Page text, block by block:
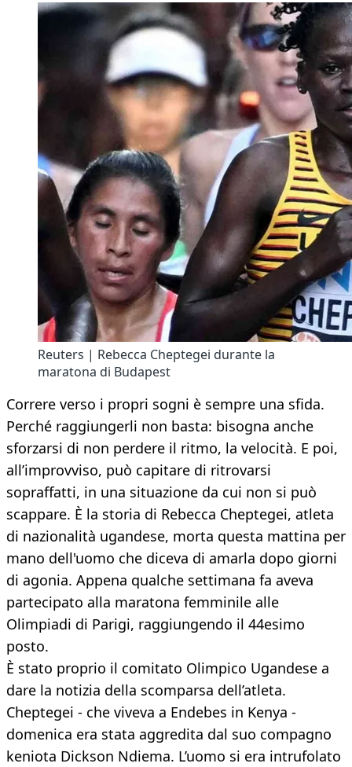
Reuters | Rebecca Cheptegei durante la
maratona di Budapest
Correre verso i propri sogni è sempre una sfida.
Perché raggiungerli non basta: bisogna anche
sforzarsi di non perdere il ritmo, la velocità. E poi,
all’improvviso, può capitare di ritrovarsi
sopraffatti, in una situazione da cui non si può
scappare. È la storia di Rebecca Cheptegei, atleta
di nazionalità ugandese, morta questa mattina per
mano dell'uomo che diceva di amarla dopo giorni
di agonia. Appena qualche settimana fa aveva
partecipato alla maratona femminile alle
Olimpiadi di Parigi, raggiungendo il 44esimo
posto.
È stato proprio il comitato Olimpico Ugandese a
dare la notizia della scomparsa dell’atleta.
Cheptegei - che viveva a Endebes in Kenya -
domenica era stata aggredita dal suo compagno
keniota Dickson Ndiema. L’uomo si era intrufolato